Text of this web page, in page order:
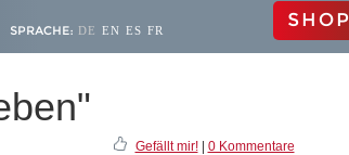
SPRACHE: DE EN ES FR SHOP
Gefällt mir!| 0 Kommentare